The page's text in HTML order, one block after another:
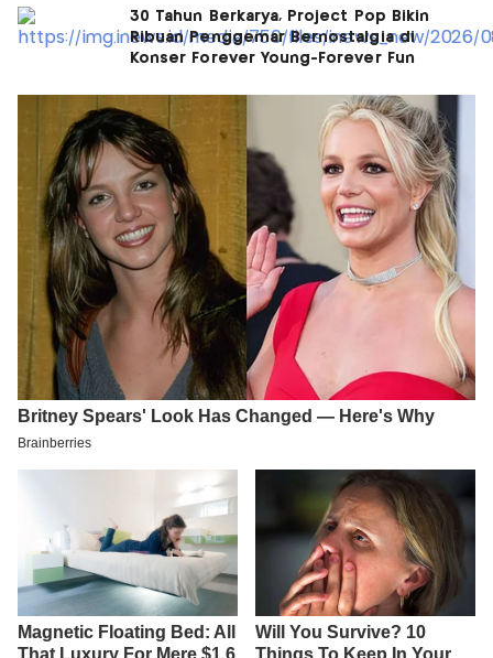
30 Tahun Berkarya, Project Pop Bikin
Ribuan Penggemar Bernostalgia di
Konser Forever Young-Forever Fun